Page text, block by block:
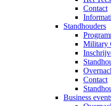
Contact
Standhouders
Military
Contact
Business